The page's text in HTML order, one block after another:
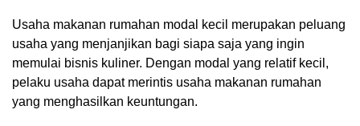
Usaha makanan rumahan modal kecil merupakan peluang
usaha yang menjanjikan bagi siapa saja yang ingin
memulai bisnis kuliner. Dengan modal yang relatif kecil,
pelaku usaha dapat merintis usaha makanan rumahan
yang menghasilkan keuntungan.